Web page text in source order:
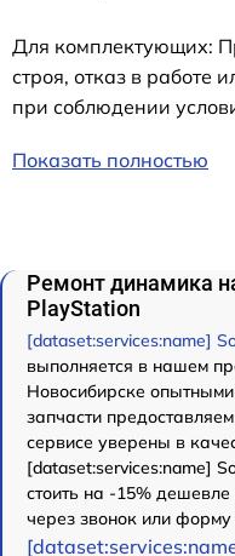
Для комплектующих:
строя, отказ в работе
при соблюдении
Показать полностью
Ремонт динамика
PlayStation
[dataset:services:name]
выполняется в нашем
Новосибирске
запчасти
сервисе уверены в
[dataset:services:name]
стоить на -15%
через звонок или форму